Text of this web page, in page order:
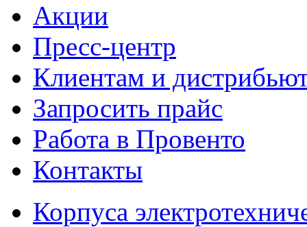
Акции
Пресс-центр
Клиентам и
Запросить прайс
Работа в Провенто
Контакты
Корпуса